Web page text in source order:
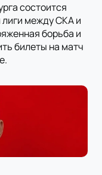
состоится
лиги между СКА и
борьба и
билеты на матч